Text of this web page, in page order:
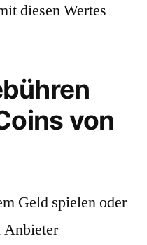
diesen Wertes
von
Geld spielen oder
Anbieter